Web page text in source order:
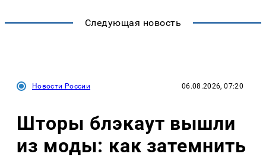
Следующая новость
Новости России 06.08.2026, 07:20
Шторы блэкаут вышли
из моды: как затемнить